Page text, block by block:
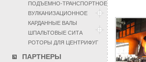
ПОДЪЕМНО-ТРАНСПОРТНОЕ
ВУЛКАНИЗАЦИОННОЕ
КАРДАННЫЕ ВАЛЫ
ШПАЛЬТОВЫЕ СИТА
РОТОРЫ ДЛЯ ЦЕНТРИФУГ
ПАРТНЕРЫ